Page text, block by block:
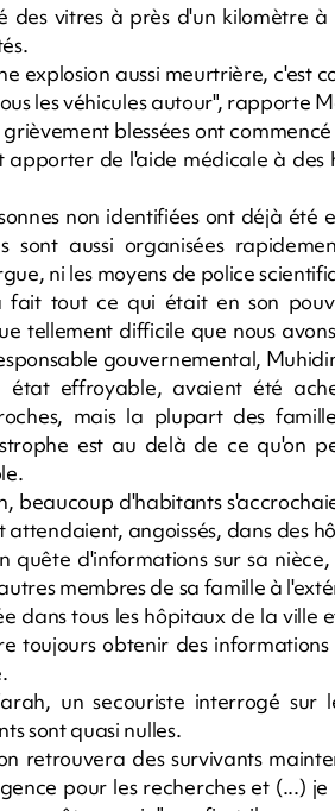
des vitres à près d'un kilomètre
explosion aussi meurtrière, c'est
les véhicules autour", rapporte
blessées ont
apporter de l'aide médicale à
non identifiées ont déjà été
sont aussi organisées
ni les moyens de police
fait tout ce qui était en son
tellement difficile que nous
gouvernemental,
état effroyable, avaient été
mais la plupart des
est au delà de ce qu'on
beaucoup d'habitants
attendaient, angoissés, dans des
quête d'informations sur sa
membres de sa famille à
dans tous les hôpitaux de la ville
toujours obtenir des
un secouriste interrogé sur
sont quasi nulles.
retrouvera des survivants
pour les recherches et (...)